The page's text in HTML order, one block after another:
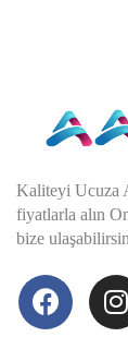
Kaliteyi Ucuza
fiyatlarla alın
bize